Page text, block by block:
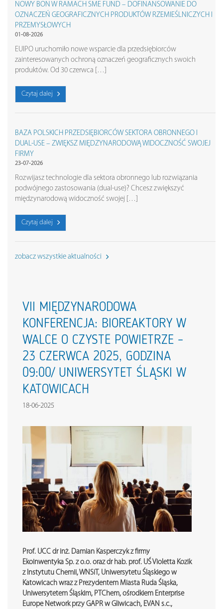
NOWY BON W RAMACH SME FUND – DOFINANSOWANIE DO
OZNACZEŃ GEOGRAFICZNYCH PRODUKTÓW RZEMIEŚLNICZYCH I
PRZEMYSŁOWYCH
01-08-2026
EUIPO uruchomiło nowe wsparcie dla przedsiębiorców
zainteresowanych ochroną oznaczeń geograficznych swoich
produktów. Od 30 czerwca […]
Czytaj dalej
BAZA POLSKICH PRZEDSIĘBIORCÓW SEKTORA OBRONNEGO I
DUAL-USE – ZWIĘKSZ MIĘDZYNARODOWĄ WIDOCZNOŚĆ SWOJEJ
FIRMY
23-07-2026
Rozwijasz technologie dla sektora obronnego lub rozwiązania
podwójnego zastosowania (dual-use)? Chcesz zwiększyć
międzynarodową widoczność swojej […]
Czytaj dalej
zobacz wszystkie aktualności
VII MIĘDZYNARODOWA
KONFERENCJA: BIOREAKTORY W
WALCE O CZYSTE POWIETRZE –
23 CZERWCA 2025, GODZINA
09:00/ UNIWERSYTET ŚLĄSKI W
KATOWICACH
18-06-2025
Prof. UCC dr inż. Damian Kasperczyk z firmy
Ekoinwentyka Sp. z o.o. oraz dr hab. prof. UŚ Violetta Kozik
z Instytutu Chemii, WNSiT, Uniwersytetu Śląskiego w
Katowicach wraz z Prezydentem Miasta Ruda Śląska,
Uniwersytetem Śląskim, PTChem, ośrodkiem Enterprise
Europe Network przy GAPR w Gliwicach, EVAN s.c.,